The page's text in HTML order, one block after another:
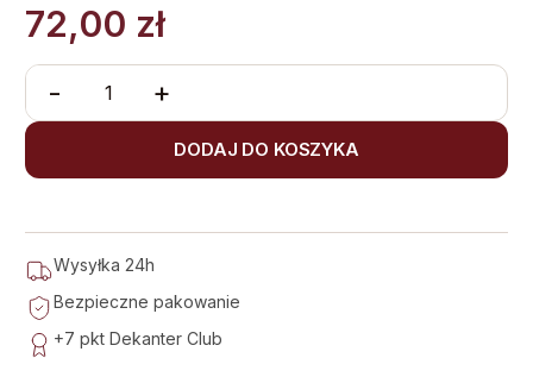
72,00 zł
- +
DODAJ DO KOSZYKA
Wysyłka 24h
Bezpieczne pakowanie
+7 pkt Dekanter Club